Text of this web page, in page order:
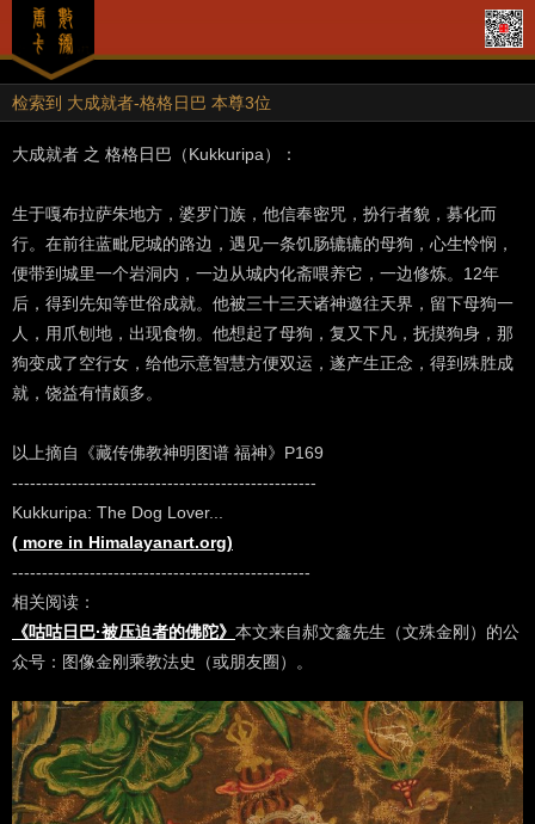
检索到 大成就者-格格日巴 本尊3位
大成就者 之 格格日巴（Kukkuripa）：
生于嘎布拉萨朱地方，婆罗门族，他信奉密咒，扮行者貌，募化而
行。在前往蓝毗尼城的路边，遇见一条饥肠辘辘的母狗，心生怜悯，
便带到城里一个岩洞内，一边从城内化斋喂养它，一边修炼。12年
后，得到先知等世俗成就。他被三十三天诸神邀往天界，留下母狗一
人，用爪刨地，出现食物。他想起了母狗，复又下凡，抚摸狗身，那
狗变成了空行女，给他示意智慧方便双运，遂产生正念，得到殊胜成
就，饶益有情颇多。
以上摘自《藏传佛教神明图谱 福神》P169
---------------------------------------------------
Kukkuripa: The Dog Lover...
( more in Himalayanart.org)
--------------------------------------------------
相关阅读：
《咕咕日巴·被压迫者的佛陀》 本文来自郝文鑫先生（文殊金刚）的公
众号：图像金刚乘教法史（或朋友圈）。